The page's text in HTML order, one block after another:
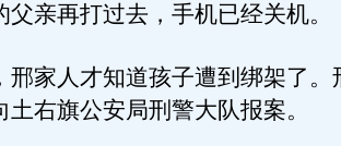
父亲再打过去，手机已经关机。
家人才知道孩子遭到绑架了。
土右旗公安局刑警大队报案。